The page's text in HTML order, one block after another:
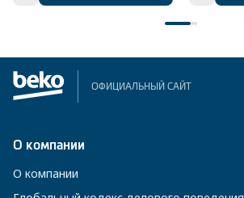
ОФИЦИАЛЬНЫЙ САЙТ
О компании
О компании